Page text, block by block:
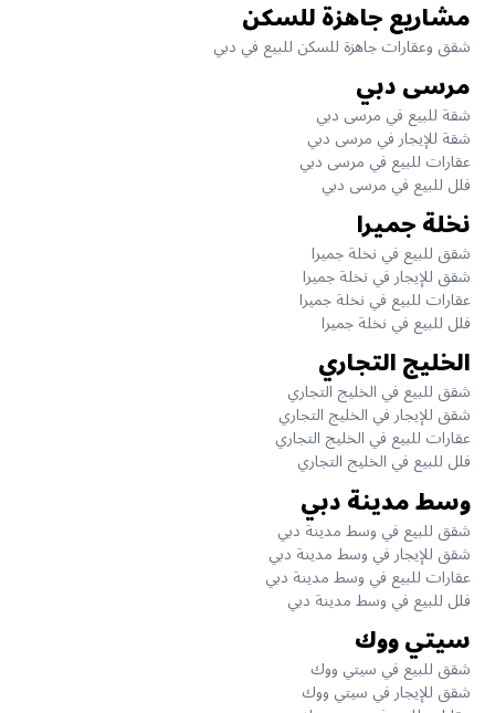
مشاريع جاهزة للسكن
شقق وعقارات جاهزة للسكن للبيع في دبي
مرسى دبي
شقة للبيع في مرسى دبي
شقة للإيجار في مرسى دبي
عقارات للبيع في مرسى دبي
فلل للبيع في مرسى دبي
نخلة جميرا
شقق للبيع في نخلة جميرا
شقق للإيجار في نخلة جميرا
عقارات للبيع في نخلة جميرا
فلل للبيع في نخلة جميرا
الخليج التجاري
شقق للبيع في الخليج التجاري
شقق للإيجار في الخليج التجاري
عقارات للبيع في الخليج التجاري
فلل للبيع في الخليج التجاري
وسط مدينة دبي
شقق للبيع في وسط مدينة دبي
شقق للإيجار في وسط مدينة دبي
عقارات للبيع في وسط مدينة دبي
فلل للبيع في وسط مدينة دبي
سيتي ووك
شقق للبيع في سيتي ووك
شقق للإيجار في سيتي ووك